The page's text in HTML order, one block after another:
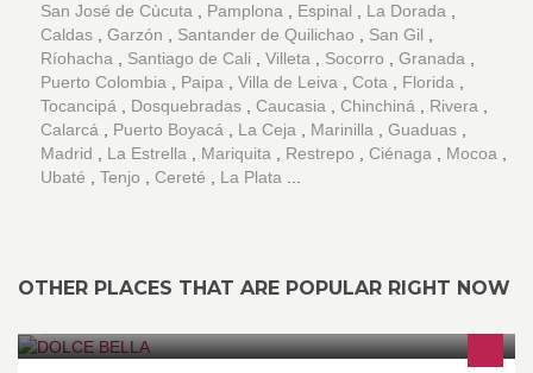
San José de Cùcuta
Pamplona Espinal
La Dorada
Caldas
Garzón Santander de Quilichao
San Gil
Ríohacha
Santiago de Cali Villeta Socorro
Granada
Puerto Colombia
Paipa Villa de Leiva Cota
Florida
Tocancipá
Dosquebradas Caucasia Chinchiná
Rivera
Calarcá
Puerto Boyacá La Ceja Marinilla
Guaduas
Madrid
La Estrella Mariquita Restrepo Ciénaga
Mocoa
Ubaté
Tenjo Cereté La Plata
OTHER PLACES THAT ARE POPULAR RIGHT NOW